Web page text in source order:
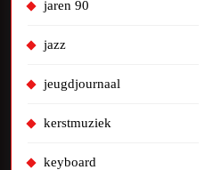
jaren 90
jazz
jeugdjournaal
kerstmuziek
keyboard